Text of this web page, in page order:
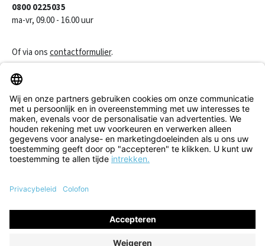
0800 0225035
ma-vr, 09.00 - 16.00 uur
Of via onscontactformulier.
Klantenservice
Informatie
Alle prijzen incl. btw plusverzendkosten